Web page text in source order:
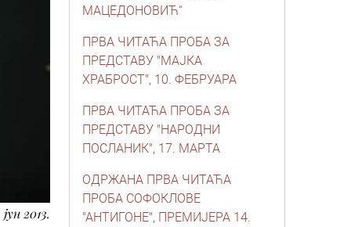
јун 2013.
МАЦЕДОНОВИЋ“
ПРВА ЧИТАЋА ПРОБА ЗА
ПРЕДСТАВУ "МАЈКА
ХРАБРОСТ", 10. ФЕБРУАРА
ПРВА ЧИТАЋА ПРОБА ЗА
ПРЕДСТАВУ "НАРОДНИ
ПОСЛАНИК", 17. МАРТА
ОДРЖАНА ПРВА ЧИТАЋА
ПРОБА СОФОКЛОВЕ
"АНТИГОНЕ", ПРЕМИЈЕРА 14.